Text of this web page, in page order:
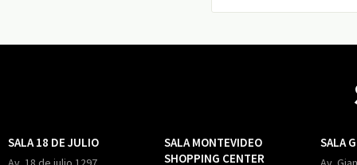
SALA 18 DE JULIO
SALA MONTEVIDEO
SHOPPING CENTER
SALA